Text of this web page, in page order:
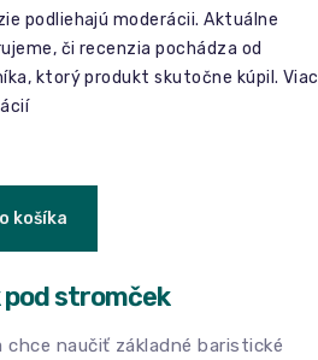
podliehajú moderácii. Aktuálne
či recenzia pochádza od
ktorý produkt skutočne kúpil. Viac
košíka
stromček
naučiť základné baristické